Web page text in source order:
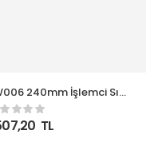
240mm İşlemci Sıvı
TL